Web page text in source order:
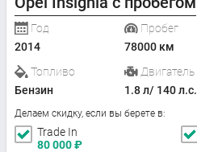
Год
2014
Пробег
78000 км
Топливо
Бензин
Двигатель
1.8 л/ 140 л.с.
Делаем скидку, если вы берете в:
Trade In
80 000₽